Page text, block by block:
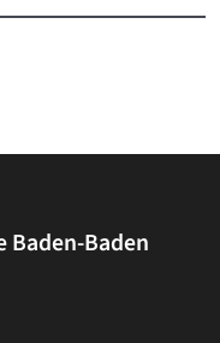
Baden-Baden